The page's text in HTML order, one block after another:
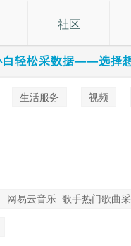
社区
白轻松采数据——选择
生活服务 视频
网易云音乐_歌手热门歌曲